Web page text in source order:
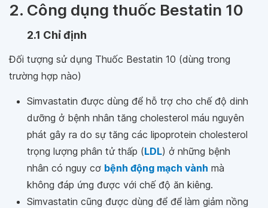
2. Công dụng thuốc Bestatin 10
2.1 Chỉ định
Đối tượng sử dụng Thuốc Bestatin 10 (dùng trong
trường hợp nào)
Simvastatin được dùng để hỗ trợ cho chế độ dinh
dưỡng ở bệnh nhân tăng cholesterol máu nguyên
phát gây ra do sự tăng các lipoprotein cholesterol
trọng lượng phân tử thấp (LDL) ở những bệnh
nhân có nguy cơ bệnh động mạch vành mà
không đáp ứng được với chế độ ăn kiêng.
Simvastatin cũng được dùng để để làm giảm nồng